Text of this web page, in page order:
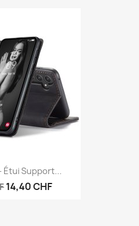
Étui Support...
14,40 CHF